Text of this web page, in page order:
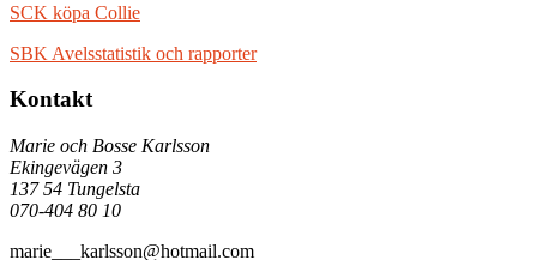
SCK köpa Collie
SBK Avelsstatistik och rapporter
Kontakt
Marie och Bosse Karlsson
Ekingevägen 3
137 54 Tungelsta
070-404 80 10
marie___karlsson@hotmail.com